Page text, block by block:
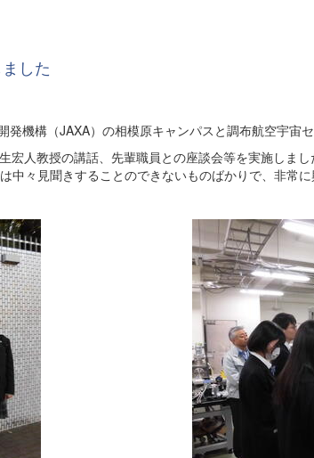
した
機構（JAXA）の相模原キャンパスと調布航空宇宙セ
人教授の講話、先輩職員との座談会等を実施しま
々見聞きすることのできないものばかりで、非常に